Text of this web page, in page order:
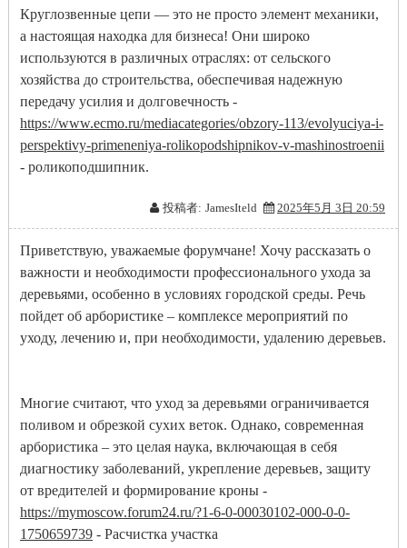
Круглозвенные цепи — это не просто элемент механики,
а настоящая находка для бизнеса! Они широко
используются в различных отраслях: от сельского
хозяйства до строительства, обеспечивая надежную
передачу усилия и долговечность -
https://www.ecmo.ru/mediacategories/obzory-113/evolyuciya-i-
perspektivy-primeneniya-rolikopodshipnikov-v-mashinostroenii
- роликоподшипник.
投稿者: JamesIteld 2025年5月 3日 20:59
Приветствую, уважаемые форумчане! Хочу рассказать о
важности и необходимости профессионального ухода за
деревьями, особенно в условиях городской среды. Речь
пойдет об арбористике – комплексе мероприятий по
уходу, лечению и, при необходимости, удалению деревьев.
Многие считают, что уход за деревьями ограничивается
поливом и обрезкой сухих веток. Однако, современная
арбористика – это целая наука, включающая в себя
диагностику заболеваний, укрепление деревьев, защиту
от вредителей и формирование кроны -
https://mymoscow.forum24.ru/?1-6-0-00030102-000-0-0-
1750659739- Расчистка участка